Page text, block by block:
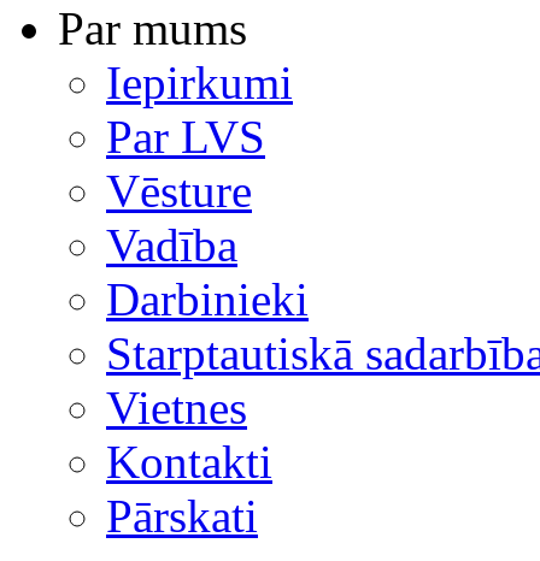
Par mums
Iepirkumi
Par LVS
Vēsture
Vadība
Darbinieki
Starptautiskā
Vietnes
Kontakti
Pārskati